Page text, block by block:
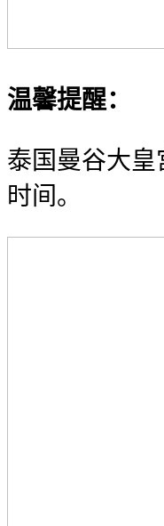
温馨提醒：
泰国曼谷大皇
时间。